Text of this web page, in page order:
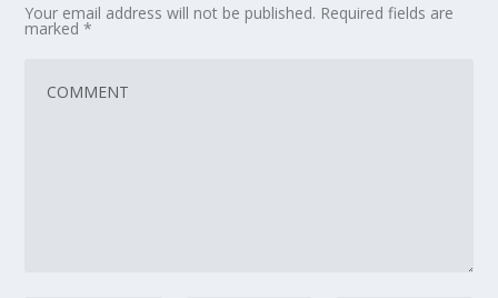
Your email address will not be published. Required fields are
marked*